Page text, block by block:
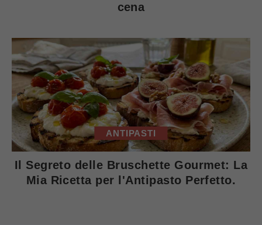
cena
ANTIPASTI
Il Segreto delle Bruschette Gourmet: La
Mia Ricetta per l'Antipasto Perfetto.